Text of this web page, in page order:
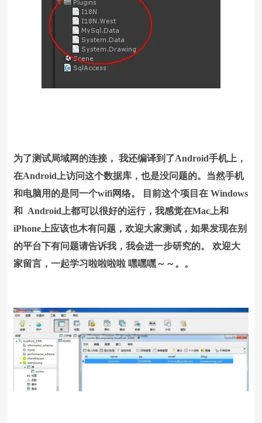
为了测试局域网的连接， 我还编译到了Android手机上，
在Android上访问这个数据库，也是没问题的。当然手机
和电脑用的是同一个wifi网络。 目前这个项目在 Windows
和 Android上都可以很好的运行，我感觉在Mac上和
iPhone上应该也木有问题，欢迎大家测试，如果发现在别
的平台下有问题请告诉我，我会进一步研究的。 欢迎大
家留言，一起学习啦啦啦啦 嘿嘿嘿～～。。